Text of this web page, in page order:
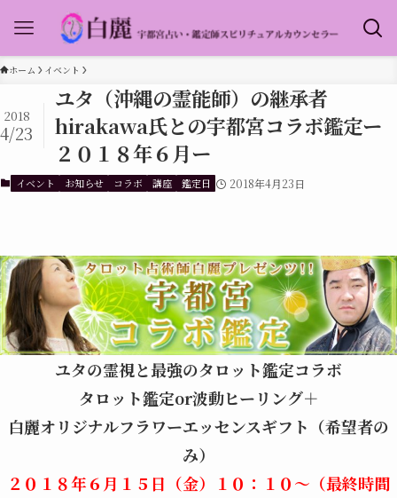
ホーム イベント
ユタ（沖縄の霊能師）の継承者
hirakawa氏との宇都宮コラボ鑑定ー
２０１８年６月ー
2018
4/23
イベント お知らせ コラボ 講座 鑑定日 2018年4月23日
ユタの霊視と最強のタロット鑑定コラボ
タロット鑑定or波動ヒーリング＋
白麗オリジナルフラワーエッセンスギフト（希望者の
み）
２０１８年６月１５日（金）１０：１０～（最終時間